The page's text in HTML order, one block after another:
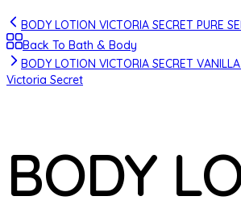
BODY LOTION VICTORIA SECRET PURE
Back To Bath & Body
BODY LOTION VICTORIA SECRET
Victoria Secret
BODY